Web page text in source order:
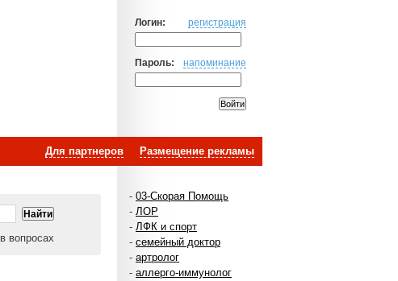
Логин: регистрация
Пароль: напоминание
Размещение рекламы
Для партнеров
- 03-Скорая Помощь
- ЛОР
- ЛФК и спорт
- семейный доктор
- артролог
- аллерго-иммунолог
в вопросах